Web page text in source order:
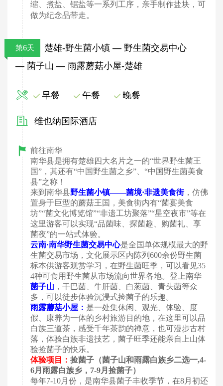
缩、煮盐、锯盐等一系列工序，亲手制作盐块，可
做为纪念品带走。
第6天
楚雄-野生菌小镇 — 野生菌交易中心
— 菌子山 — 雨露蘑菇小屋-楚雄
早餐 午餐 晚餐
维也纳国际酒店
前往南华
南华县是拥有楚雄四大名片之一的“世界野生菌王
国”，其还有“中国野生菌之乡”、“中国野生菌美食
县”之称！
来到南华县野生菌小镇——菌境·非遗美食街， 仿佛
置身于巨型的蘑菇王国，美食街内有“菌宴美食
坊”“菌文化博览馆”“非遗工坊聚落”“星空夜市”等在
这里游客可以实现“品菌味、探菌趣、购菌礼、享
菌夜”的一站式体验。
云南·南华野生菌交易中心是全国单体规模最大的野
生菌交易市场，文化展示区内陈列 600余份野生菌
标本供游客观赏学习，在野生菌旺季，可以看见35
4种可食用野生菌从市场流向世界各地。登上南华
菌子山 ， 干巴菌、牛肝菌、白葱菌、青头菌等众
多，可以徒步体验沉浸式捡菌子的乐趣。
雨露蘑菇小屋： 是一处集休闲、观光、体验、度
假、康养为一体的乡村旅游目的地，在这里可以品
白族三道茶，感受千年茶韵的禅意，也可漫步古村
落，体验白族非遗技艺，菌子旺季还能亲自上山体
验捡菌子的快乐。
体验项目： 捡菌子（菌子山和雨露白族乡二选一,4-
6月雨露白族乡，7-9月捡菌子）
每年7-10月份，是南华县菌子丰收季节，在8月初还